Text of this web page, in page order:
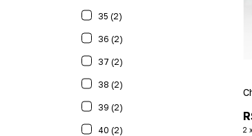
35 (2)
36 (2)
37 (2)
38 (2)
39 (2)
40 (2) 2